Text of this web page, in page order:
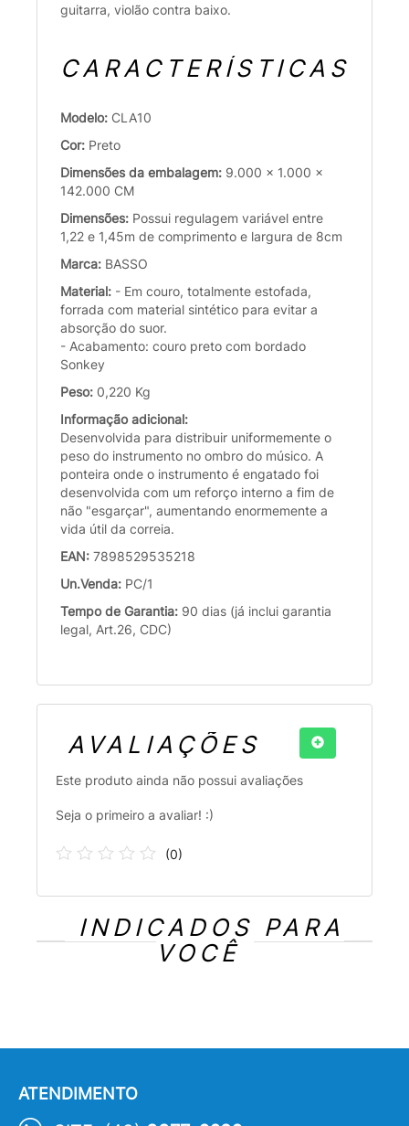
guitarra, violão contra baixo.
CARACTERÍSTICAS
Modelo: CLA10
Cor: Preto
Dimensões da embalagem: 9.000 x 1.000 x
142.000 CM
Dimensões: Possui regulagem variável entre
1,22 e 1,45m de comprimento e largura de 8cm
Marca: BASSO
Material: - Em couro, totalmente estofada,
forrada com material sintético para evitar a
absorção do suor.
- Acabamento: couro preto com bordado
Sonkey
Peso: 0,220 Kg
Informação adicional:
Desenvolvida para distribuir uniformemente o
peso do instrumento no ombro do músico. A
ponteira onde o instrumento é engatado foi
desenvolvida com um reforço interno a fim de
não "esgarçar", aumentando enormemente a
vida útil da correia.
EAN: 7898529535218
Un.Venda: PC/1
Tempo de Garantia: 90 dias (já inclui garantia
legal, Art.26, CDC)
AVALIAÇÕES
Este produto ainda não possui avaliações
Seja o primeiro a avaliar! :)
(0)
INDICADOS PARA
VOCÊ
ATENDIMENTO